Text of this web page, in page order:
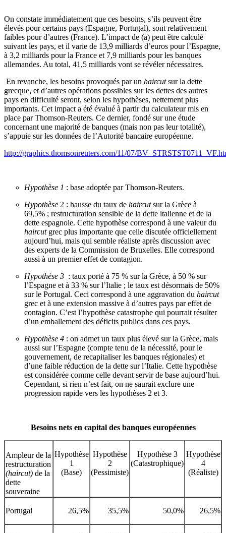
On constate immédiatement que ces besoins, s’ils peuvent être
élevés pour certains pays (Espagne, Portugal), sont relativement
faibles pour d’autres (France). L’impact de (a) peut être calculé
suivant les pays, et il varie de 13,9 milliards d’euros pour l’Espagne,
à 3,2 milliards pour la France et 7,9 milliards pour les banques
allemandes. Au total, 41,5 milliards vont se révéler nécessaires.
En revanche, les besoins provoqués par un haircutsur la dette
grecque, et d’autres opérations possibles sur les dettes des autres
pays en difficulté seront, selon les hypothèses, nettement plus
importants. Cet impact a été évalué à partir du calculateur mis en
place par Thomson-Reuters. Ce dernier, fondé sur une étude
concernant une majorité de banques (mais non pas leur totalité),
s’appuie sur les données de l’Autorité bancaire européenne.
http://graphics.thomsonreuters.com/11/07/
Hypothèse 1 : base adoptée par Thomson-Reuters.
Hypothèse 2 : hausse du taux de haircutsur la Grèce à
69,5% ; restructuration sensible de la dette italienne et de la
dette espagnole. Cette hypothèse correspond à une valeur du
haircutgrec plus importante que celle discutée officiellement
aujourd’hui, mais qui semble réaliste après discussion avec
des experts de la Commission de Bruxelles. Elle correspond
aussi à un premier effet de contagion.
Hypothèse 3 : taux porté à 75 % sur la Grèce, à 50 % sur
l’Espagne et à 33 % sur l’Italie ; le taux est désormais de 50%
sur le Portugal. Ceci correspond à une aggravation du haircut
grec et à une extension massive à d’autres pays par effet de
contagion. C’est l’hypothèse catastrophe qui pourrait résulter
d’un emballement des déficits publics dans ces pays.
Hypothèse 4 : on admet un taux plus élevé sur la Grèce, mais
aussi sur l’Espagne (compte tenu de la nécessité, pour le
gouvernement, de recapitaliser les banques régionales) et
d’une faible réduction de la dette sur l’Italie. Cette hypothèse
est considérée comme celle devant servir de base aujourd’hui.
Cependant, si rien n’est fait, on ne saurait exclure une
progression rapide vers les hypothèses 2 et 3.
Besoins nets en capital des banques européennes
Ampleur de la
restructuration
(haircut) de la
dette
souveraine
Hypothèse
1
(Base)
Hypothèse
2
(Pessimiste)
Hypothèse 3
(Catastrophique)
Hypothèse
4
(Réaliste)
Portugal 26,5% 35,5% 50,0% 26,5%